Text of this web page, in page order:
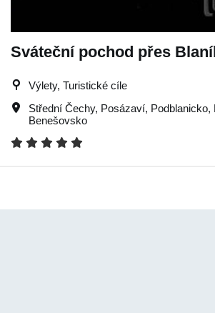
Sváteční pochod přes
Výlety, Turistické cíle
Střední Čechy, Posázaví, Podblanicko,
Benešovsko